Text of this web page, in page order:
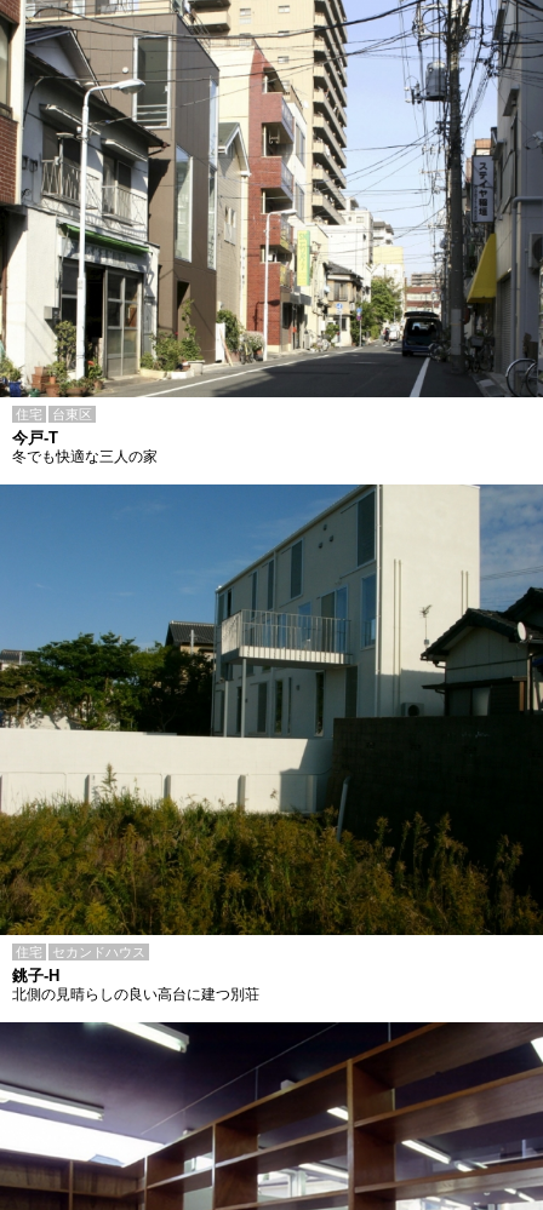
住宅 台東区
今戸-T
冬でも快適な三人の家
住宅 セカンドハウス
銚子-H
北側の見晴らしの良い高台に建つ別荘